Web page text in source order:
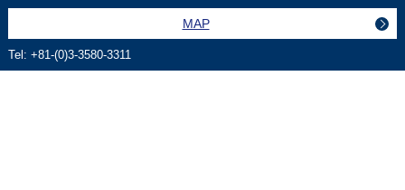
MAP
Tel: +81 -(0)3-3580-3311